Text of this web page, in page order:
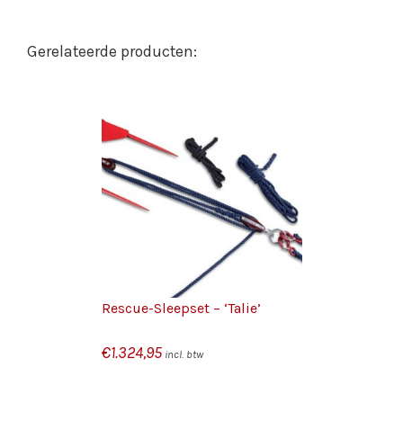
Rescue-Sleepset – ‘Talie’
€1.324,95 incl. btw